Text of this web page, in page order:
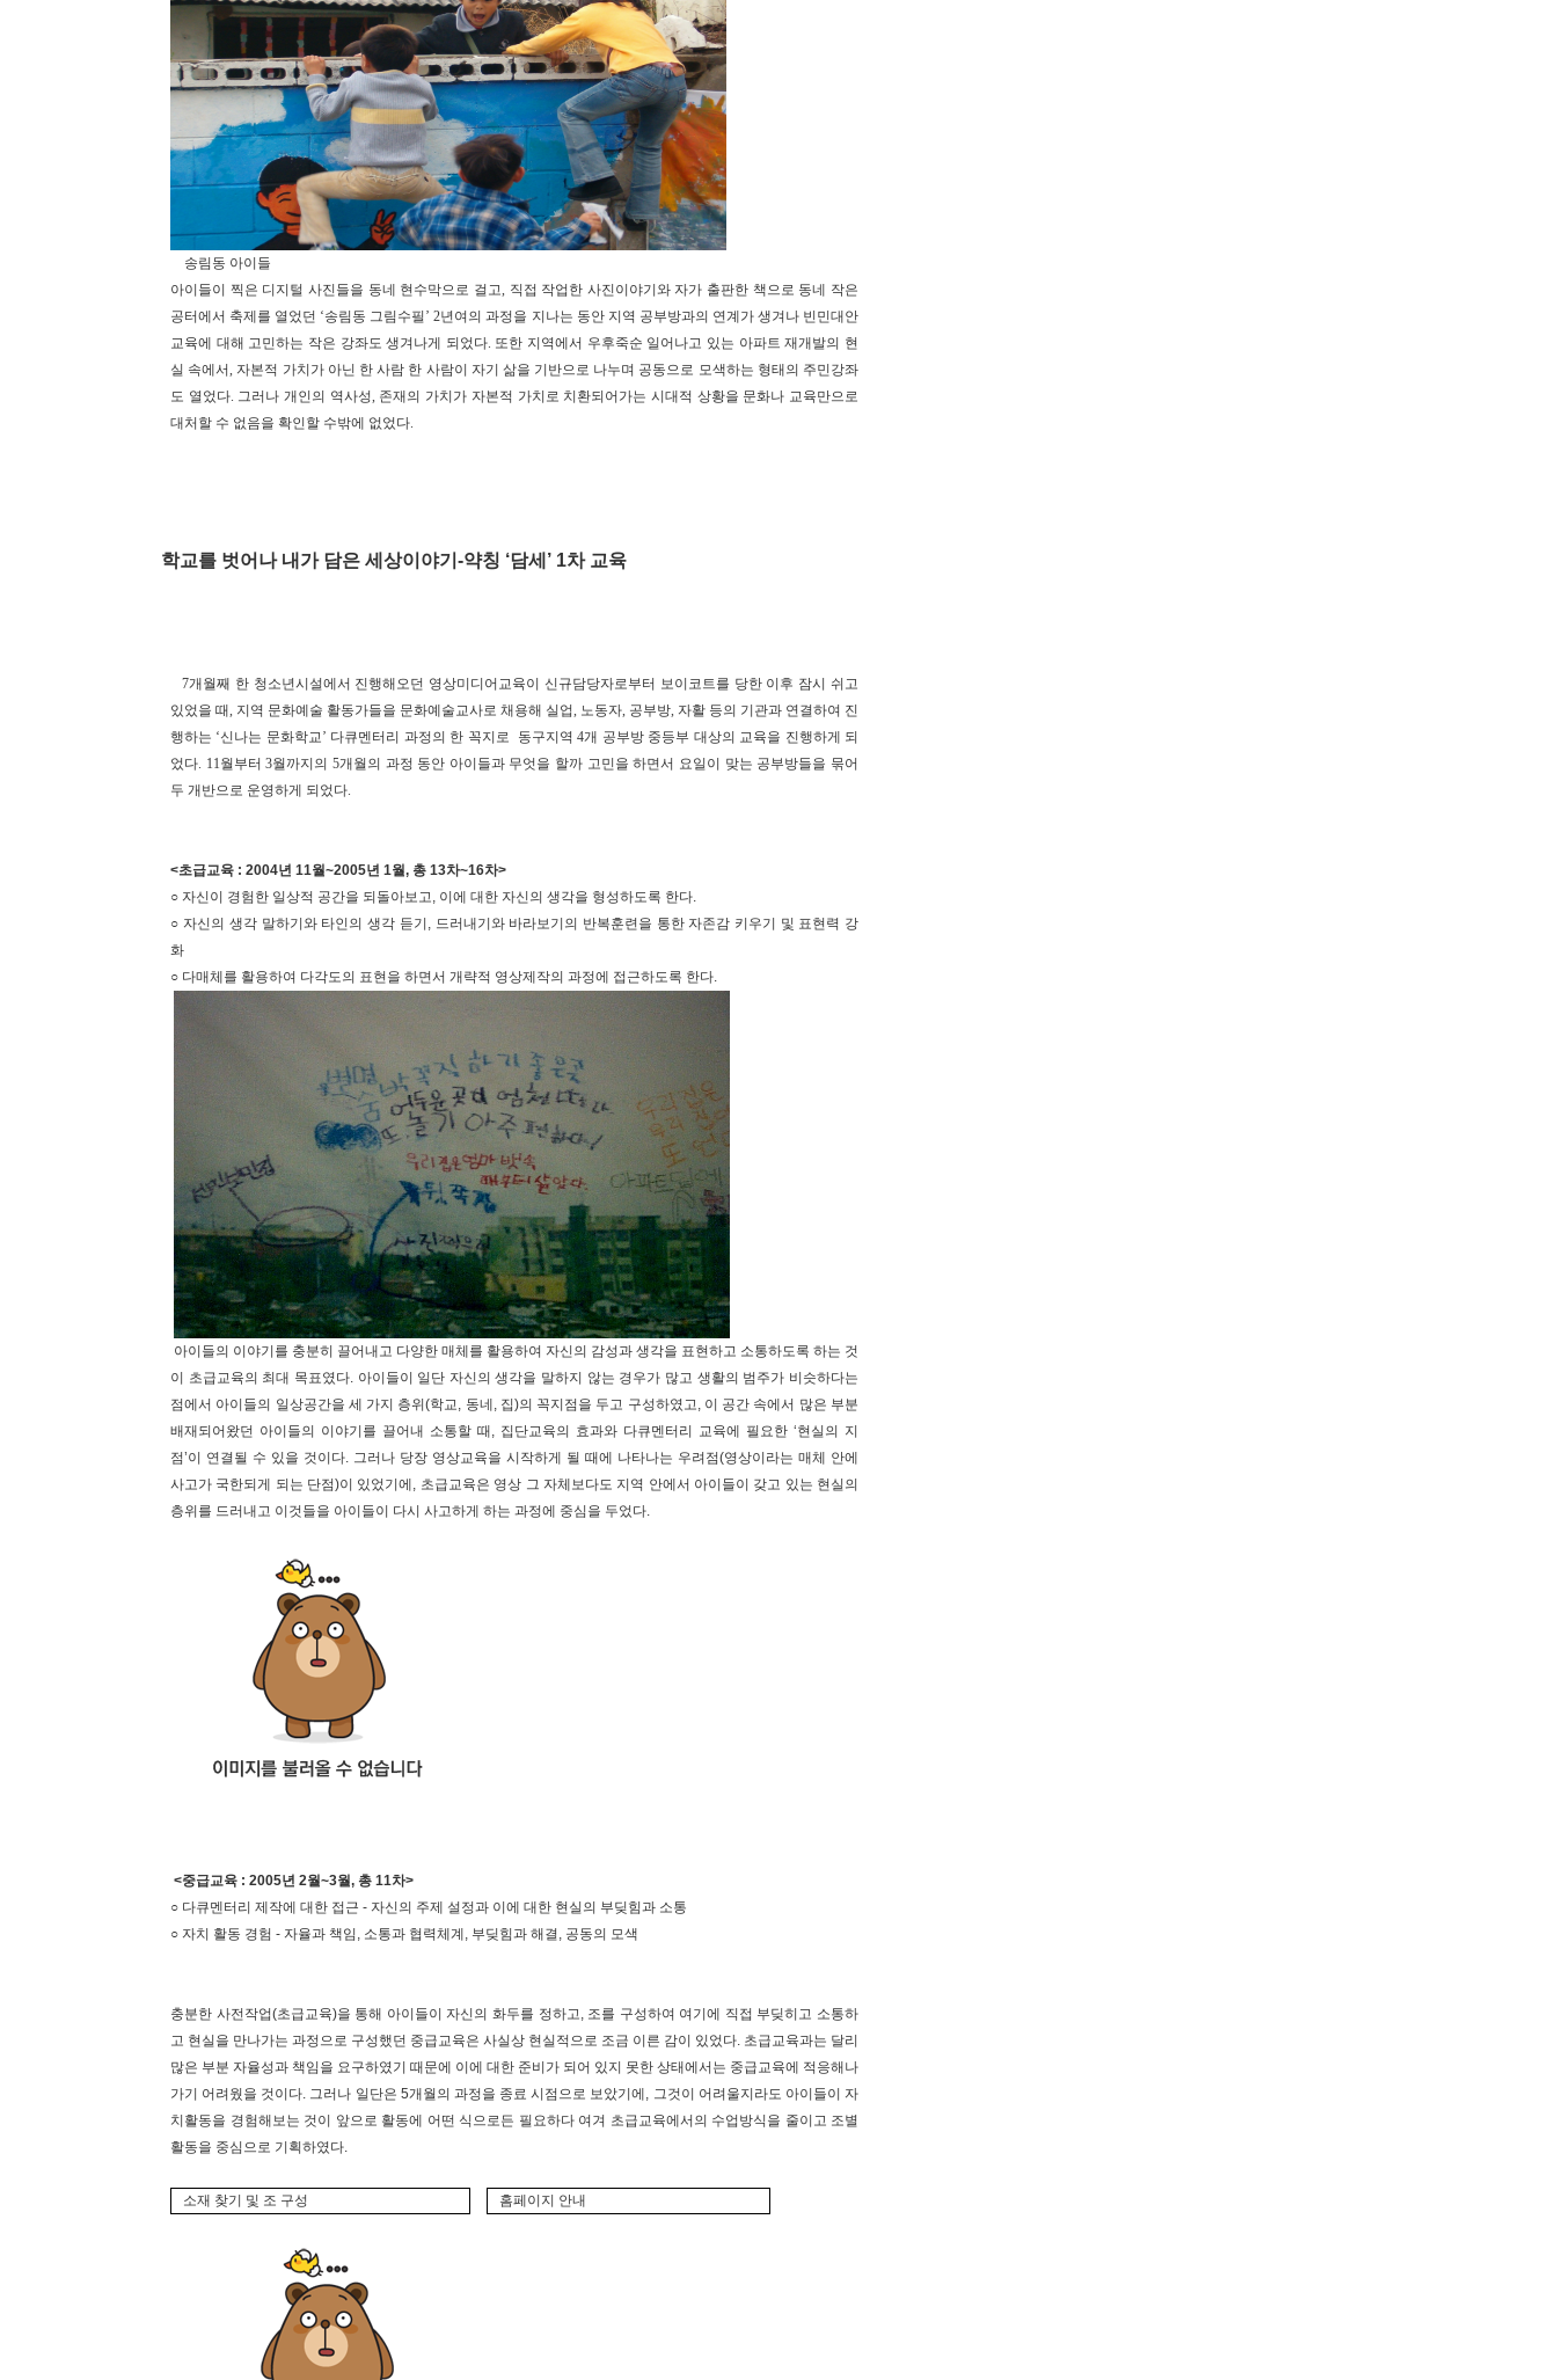
송림동 아이들
아이들이 찍은 디지털 사진들을 동네 현수막으로 걸고, 직접 작업한 사진이야기와 자가 출판한 책으로 동네 작은
공터에서 축제를 열었던 ‘송림동 그림수필’ 2년여의 과정을 지나는 동안 지역 공부방과의 연계가 생겨나 빈민대안
교육에 대해 고민하는 작은 강좌도 생겨나게 되었다. 또한 지역에서 우후죽순 일어나고 있는 아파트 재개발의 현
실 속에서, 자본적 가치가 아닌 한 사람 한 사람이 자기 삶을 기반으로 나누며 공동으로 모색하는 형태의 주민강좌
도 열었다. 그러나 개인의 역사성, 존재의 가치가 자본적 가치로 치환되어가는 시대적 상황을 문화나 교육만으로
대처할 수 없음을 확인할 수밖에 없었다.
학교를 벗어나 내가 담은 세상이야기-약칭 ‘담세’ 1차 교육
7개월째 한 청소년시설에서 진행해오던 영상미디어교육이 신규담당자로부터 보이코트를 당한 이후 잠시 쉬고
있었을 때, 지역 문화예술 활동가들을 문화예술교사로 채용해 실업, 노동자, 공부방, 자활 등의 기관과 연결하여 진
행하는 ‘신나는 문화학교’ 다큐멘터리 과정의 한 꼭지로 동구지역 4개 공부방 중등부 대상의 교육을 진행하게 되
었다. 11월부터 3월까지의 5개월의 과정 동안 아이들과 무엇을 할까 고민을 하면서 요일이 맞는 공부방들을 묶어
두 개반으로 운영하게 되었다.
<초급교육 : 2004년 11월~2005년 1월, 총 13차~16차>
○ 자신이 경험한 일상적 공간을 되돌아보고, 이에 대한 자신의 생각을 형성하도록 한다.
○ 자신의 생각 말하기와 타인의 생각 듣기, 드러내기와 바라보기의 반복훈련을 통한 자존감 키우기 및 표현력 강
화
○ 다매체를 활용하여 다각도의 표현을 하면서 개략적 영상제작의 과정에 접근하도록 한다.
아이들의 이야기를 충분히 끌어내고 다양한 매체를 활용하여 자신의 감성과 생각을 표현하고 소통하도록 하는 것
이 초급교육의 최대 목표였다. 아이들이 일단 자신의 생각을 말하지 않는 경우가 많고 생활의 범주가 비슷하다는
점에서 아이들의 일상공간을 세 가지 층위(학교, 동네, 집)의 꼭지점을 두고 구성하였고, 이 공간 속에서 많은 부분
배재되어왔던 아이들의 이야기를 끌어내 소통할 때, 집단교육의 효과와 다큐멘터리 교육에 필요한 ‘현실의 지
점’이 연결될 수 있을 것이다. 그러나 당장 영상교육을 시작하게 될 때에 나타나는 우려점(영상이라는 매체 안에
사고가 국한되게 되는 단점)이 있었기에, 초급교육은 영상 그 자체보다도 지역 안에서 아이들이 갖고 있는 현실의
층위를 드러내고 이것들을 아이들이 다시 사고하게 하는 과정에 중심을 두었다.
<중급교육 : 2005년 2월~3월, 총 11차>
○ 다큐멘터리 제작에 대한 접근 - 자신의 주제 설정과 이에 대한 현실의 부딪힘과 소통
○ 자치 활동 경험 - 자율과 책임, 소통과 협력체계, 부딪힘과 해결, 공동의 모색
충분한 사전작업(초급교육)을 통해 아이들이 자신의 화두를 정하고, 조를 구성하여 여기에 직접 부딪히고 소통하
고 현실을 만나가는 과정으로 구성했던 중급교육은 사실상 현실적으로 조금 이른 감이 있었다. 초급교육과는 달리
많은 부분 자율성과 책임을 요구하였기 때문에 이에 대한 준비가 되어 있지 못한 상태에서는 중급교육에 적응해나
가기 어려웠을 것이다. 그러나 일단은 5개월의 과정을 종료 시점으로 보았기에, 그것이 어려울지라도 아이들이 자
치활동을 경험해보는 것이 앞으로 활동에 어떤 식으로든 필요하다 여겨 초급교육에서의 수업방식을 줄이고 조별
활동을 중심으로 기획하였다.
소재 찾기 및 조 구성 홈페이지 안내